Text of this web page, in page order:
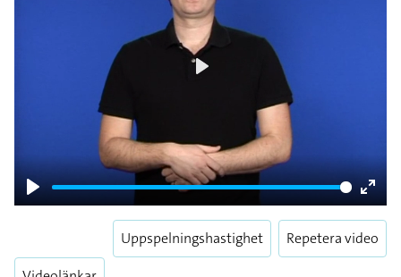
Play
Enter
Uppspelningshastighet Repetera video